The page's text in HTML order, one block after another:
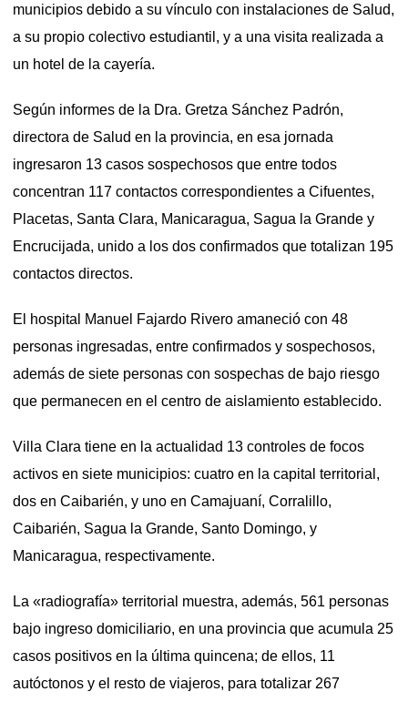
municipios debido a su vínculo con instalaciones de Salud,
a su propio colectivo estudiantil, y a una visita realizada a
un hotel de la cayería.
Según informes de la Dra. Gretza Sánchez Padrón,
directora de Salud en la provincia, en esa jornada
ingresaron 13 casos sospechosos que entre todos
concentran 117 contactos correspondientes a Cifuentes,
Placetas, Santa Clara, Manicaragua, Sagua la Grande y
Encrucijada, unido a los dos confirmados que totalizan 195
contactos directos.
El hospital Manuel Fajardo Rivero amaneció con 48
personas ingresadas, entre confirmados y sospechosos,
además de siete personas con sospechas de bajo riesgo
que permanecen en el centro de aislamiento establecido.
Villa Clara tiene en la actualidad 13 controles de focos
activos en siete municipios: cuatro en la capital territorial,
dos en Caibarién, y uno en Camajuaní, Corralillo,
Caibarién, Sagua la Grande, Santo Domingo, y
Manicaragua, respectivamente.
La «radiografía» territorial muestra, además, 561 personas
bajo ingreso domiciliario, en una provincia que acumula 25
casos positivos en la última quincena; de ellos, 11
autóctonos y el resto de viajeros, para totalizar 267